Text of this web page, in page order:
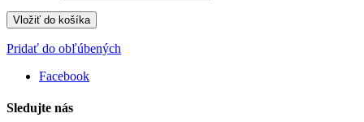
Vložiť do košíka
Pridať do obľúbených
Facebook
Sledujte nás